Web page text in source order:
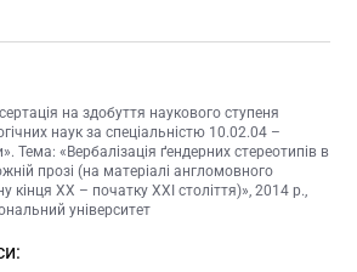
на здобуття наукового ступеня
наук за спеціальністю 10.02.04 –
Тема: «Вербалізація ґендерних стереотипів в
прозі (на матеріалі англомовного
кінця XX – початку XXI століття)», 2014 р.,
університет